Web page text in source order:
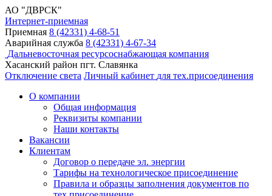
АО "ДВРСК"
Интернет-приемная
Приемная 8 (42331) 4-68-51
Аварийная служба 8 (42331) 4-67-34
Дальневосточная ресурсоснабжающая компания
Хасанский район пгт. Славянка
Отключение света Личный кабинет для тех.присоединения
О компании
Общая информация
Реквизиты компании
Наши контакты
Вакансии
Клиентам
Договор о передаче эл. энергии
Тарифы на технологическое присоединение
Правила и образцы заполнения документов по